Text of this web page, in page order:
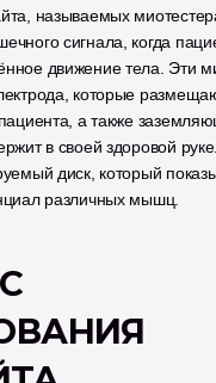
называемых
сигнала, когда
движение тела. Эти
которые
а также
в своей здоровой
диск, который
различных мышц.